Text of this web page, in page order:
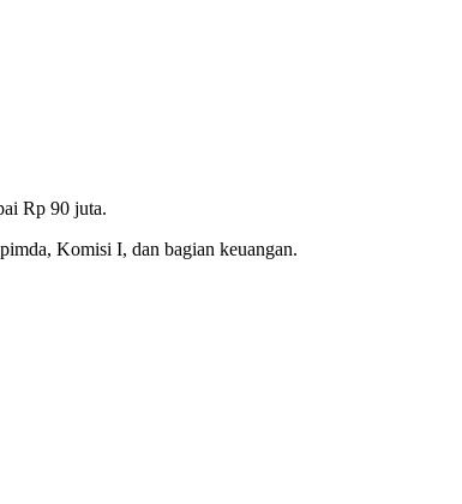
Rp 90 juta.
Komisi I, dan bagian keuangan.